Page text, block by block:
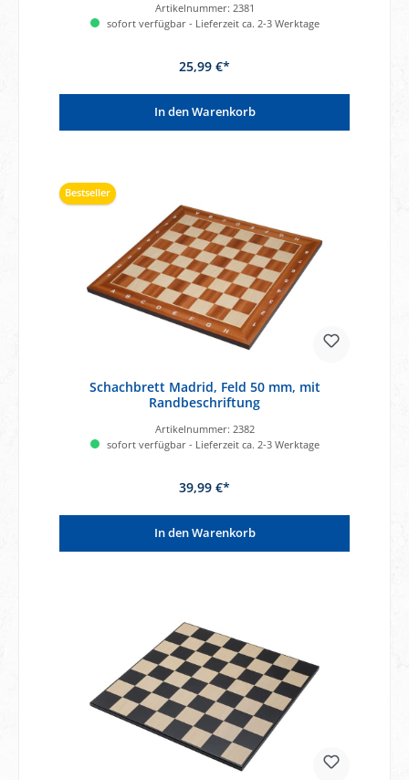
Artikelnummer: 2381
sofort verfügbar - Lieferzeit ca. 2-3 Werktage
25,99 €*
In den Warenkorb
Bestseller
Schachbrett Madrid, Feld 50 mm, mit
Randbeschriftung
Artikelnummer: 2382
sofort verfügbar - Lieferzeit ca. 2-3 Werktage
39,99 €*
In den Warenkorb